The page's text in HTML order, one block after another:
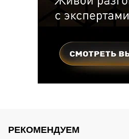
РЕКОМЕНДУЕМ